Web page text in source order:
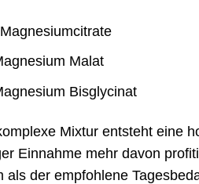
Malat
Bisglycinat
Mixtur entsteht eine
Einnahme mehr davon
als der empfohlene